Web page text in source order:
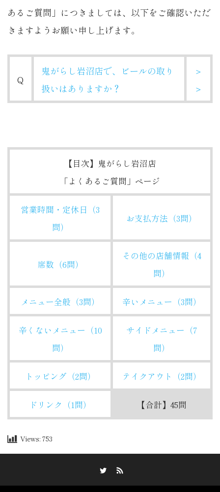
あるご質問」につきましては、以下をご確認いただ
きますようお願い申し上げます。
Q
鬼がらし岩沼店で、ビールの取り
扱いはありますか？
＞
＞
【目次】鬼がらし岩沼店
「よくあるご質問」ページ
営業時間・定休日（3
問）
お支払方法（3問）
席数（6問）
その他の店舗情報（4
問）
メニュー全般（3問） 辛いメニュー（3問）
辛くないメニュー（10
問）
サイドメニュー（7
問）
トッピング（2問） テイクアウト（2問）
ドリンク（1問） 【合計】45問
Views: 753